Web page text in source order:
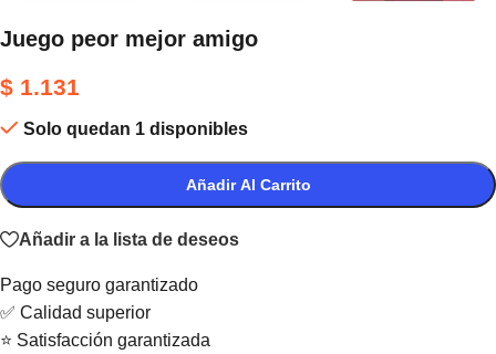
Juego peor mejor amigo
$ 1.131
Solo quedan 1 disponibles
Añadir Al Carrito
Añadir a la lista de deseos
Pago seguro garantizado
✅ Calidad superior
⭐ Satisfacción garantizada